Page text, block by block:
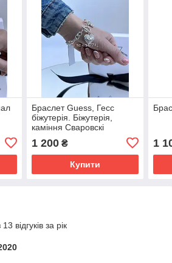
Браслет Guess, Гесс
біжутерія. Біжутерія,
каміння Сваровскі
1 200₴
Купити
1
відгуків за рік